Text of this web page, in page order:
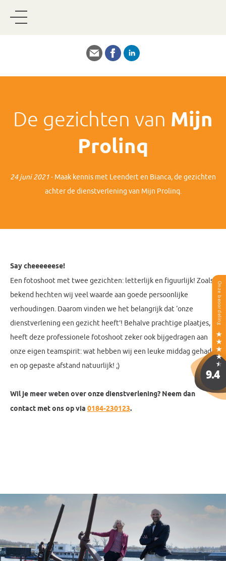
De gezichten van Mijn
Prolinq
24 juni 2021- Maak kennis met Leendert en Bianca, de gezichten
achter de dienstverlening van Mijn Prolinq.
Say cheeeeeese!
Een fotoshoot met twee gezichten: letterlijk en figuurlijk! Zoals
bekend hechten wij veel waarde aan goede persoonlijke
verhoudingen. Daarom vinden we het belangrijk dat ‘onze
dienstverlening een gezicht heeft’! Behalve prachtige plaatjes,
heeft deze professionele fotoshoot zeker ook bijgedragen aan
onze eigen teamspirit: wat hebben wij een leuke middag gehad
en op gepaste afstand natuurlijk! ;)
Wil je meer weten over onze dienstverlening? Neem dan
contact met ons op via 0184-230123.